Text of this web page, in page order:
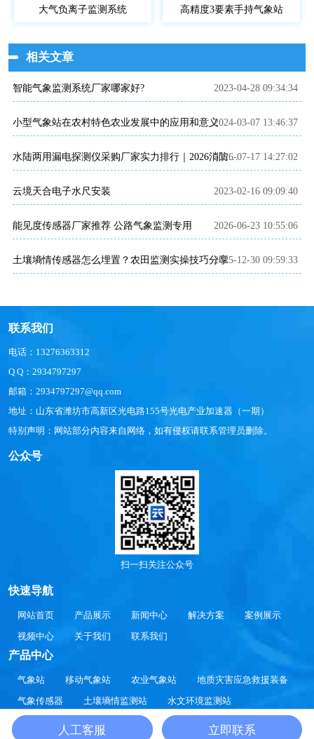
大气负离子监测系统 高精度3要素手持气象站
相关文章
智能气象监测系统厂家哪家好? 2023-04-28 09:34:34
小型气象站在农村特色农业发展中的应用和意义2024-03-07 13:46:37
水陆两用漏电探测仪采购厂家实力排行｜2026消防应急优选
2026-07-17 14:27:02
云境天合电子水尺安装 2023-02-16 09:09:40
能见度传感器厂家推荐 公路气象监测专用 2026-06-23 10:55:06
土壤墒情传感器怎么埋置？农田监测实操技巧分享2025-12-30 09:59:33
联系我们
电话：13276363312
Q Q：2934797297
邮箱：2934797297@qq.com
地址：山东省潍坊市高新区光电路155号光电产业加速器（一期）
特别声明：网站部分内容来自网络，如有侵权请联系管理员删除。
公众号
扫一扫关注公众号
快速导航
网站首页 产品展示 新闻中心 解决方案
案例展示
视频中心
关于我们 联系我们
产品中心
气象站 移动气象站 农业气象站
地质灾害应急救援装备
气象传感器
土壤墒情监测站
水文环境监测站
大气环境监测站
通信设备
人工客服 立即联系